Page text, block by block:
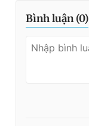
Bình luận (0)